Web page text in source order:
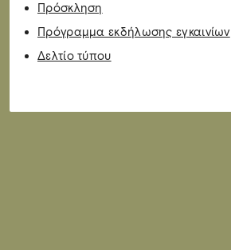
Πρόσκληση
Πρόγραμμα εκδήλωσης εγκαινίων
Δελτίο τύπου